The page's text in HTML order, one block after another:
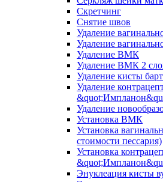
Скретчинг
Снятие швов
Удаление
Удаление
Удаление ВМК
Удаление ВМК 2
Удаление кисты
Удаление
Удаление
Установка ВМК
Установка
стоимости пессария)
Установка
Энуклеация кисты